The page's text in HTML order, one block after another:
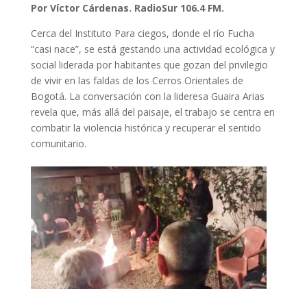
Por Víctor Cárdenas. RadioSur 106.4 FM.
Cerca del Instituto Para ciegos, donde el río Fucha
“casi nace”, se está gestando una actividad ecológica y
social liderada por habitantes que gozan del privilegio
de vivir en las faldas de los Cerros Orientales de
Bogotá. La conversación con la lideresa Guaira Arias
revela que, más allá del paisaje, el trabajo se centra en
combatir la violencia histórica y recuperar el sentido
comunitario.